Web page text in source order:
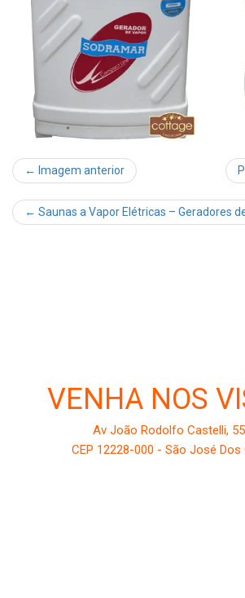
← Imagem anterior
← Saunas a Vapor Elétricas – Geradores
VENHA NOS
Av João Rodolfo Castelli,
CEP 12228-000 - São José Dos